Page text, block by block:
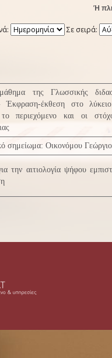
Ή
Σε σειρά:
της Γλωσσικής
Έκφραση-έκθεση στο
το περιεχόμενο και οι
σημείωμα: Οικονόμου
την αιτιολογία ψήφου